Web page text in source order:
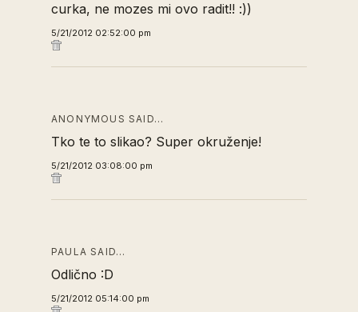
curka, ne mozes mi ovo radit!! :))
5/21/2012 02:52:00 pm
ANONYMOUS SAID…
Tko te to slikao? Super okruženje!
5/21/2012 03:08:00 pm
PAULA SAID…
Odlično :D
5/21/2012 05:14:00 pm